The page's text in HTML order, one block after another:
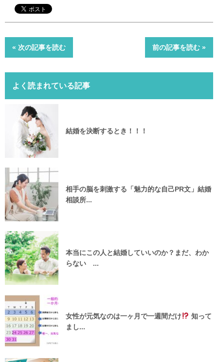
« 次の記事を読む 前の記事を読む »
よく読まれている記事
結婚を決断するとき！！！
相手の脳を刺激する「魅力的な自己PR文」結婚
相談所...
本当にこの人と結婚していいのか？まだ、わか
らない ...
女性が元気なのは一ヶ月で一週間だけ
知って
まし...